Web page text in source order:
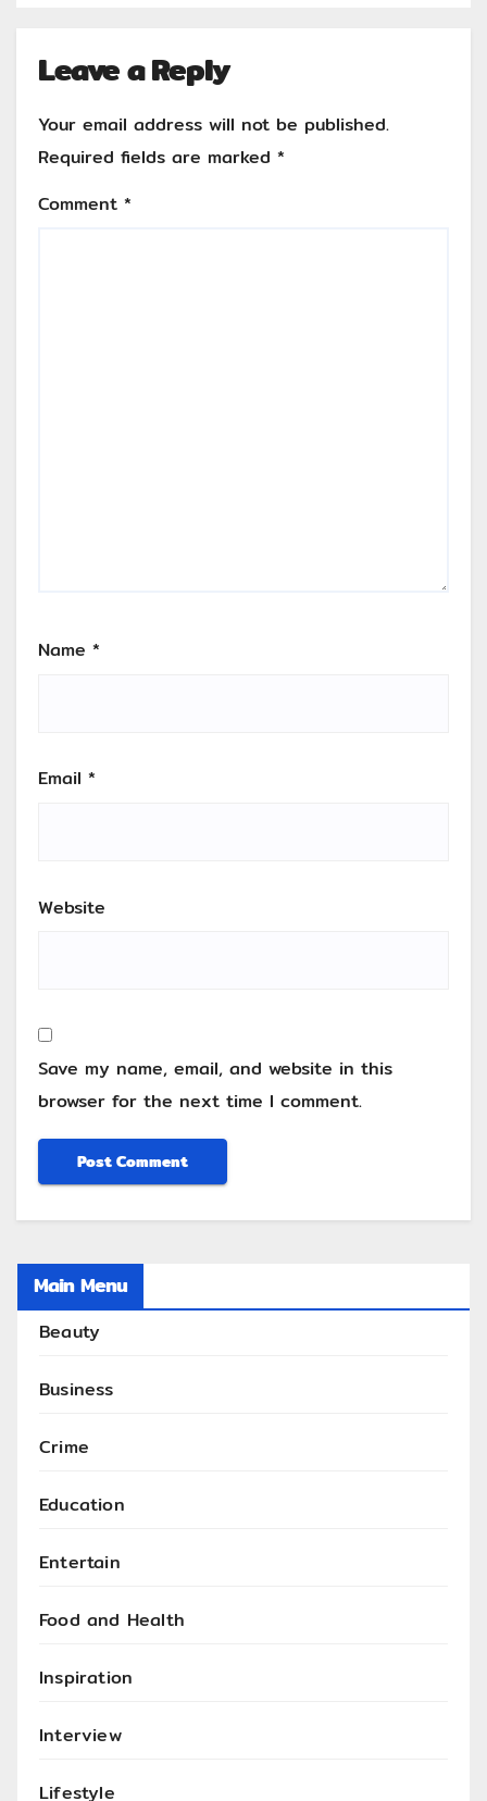
Leave a Reply
Your email address will not be published.
Required fields are marked *
Comment *
Name *
Email *
Website
Save my name, email, and website in this
browser for the next time I comment.
Main Menu
Beauty
Business
Crime
Education
Entertain
Food and Health
Inspiration
Interview
Lifestyle